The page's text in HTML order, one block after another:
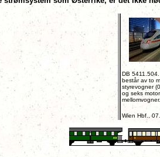
DB
består av to
styrevogner
og seks
mellomvogner.
Wien Hbf.,